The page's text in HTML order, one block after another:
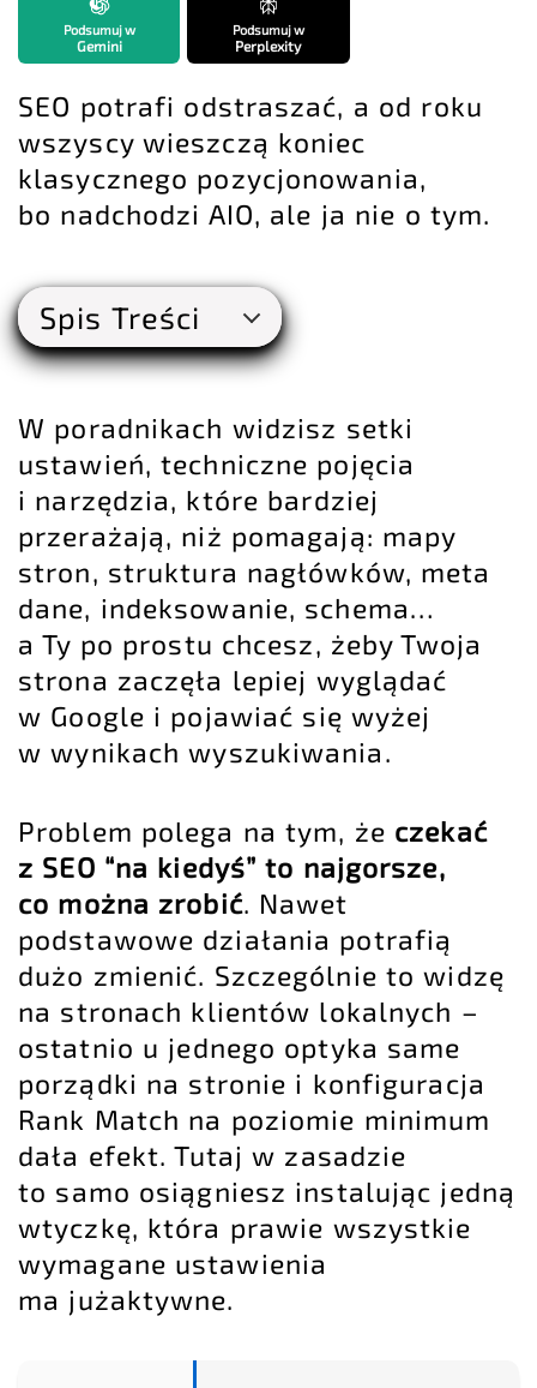
Podsumuj w
Gemini
Podsumuj w
Perplexity
SEO potrafi odstraszać, a od roku
wszyscy wieszczą koniec
klasycznego pozycjonowania,
bo nadchodzi AIO, ale ja nie o tym.
Spis Treści
W poradnikach widzisz setki
ustawień, techniczne pojęcia
i narzędzia, które bardziej
przerażają, niż pomagają: mapy
stron, struktura nagłówków, meta
dane, indeksowanie, schema…
a Ty po prostu chcesz, żeby Twoja
strona zaczęła lepiej wyglądać
w Google i pojawiać się wyżej
w wynikach wyszukiwania.
Problem polega na tym, że czekać
z SEO “na kiedyś” to najgorsze,
co można zrobić. Nawet
podstawowe działania potrafią
dużo zmienić. Szczególnie to widzę
na stronach klientów lokalnych –
ostatnio u jednego optyka same
porządki na stronie i konfiguracja
Rank Match na poziomie minimum
dała efekt. Tutaj w zasadzie
to samo osiągniesz instalując jedną
wtyczkę, która prawie wszystkie
wymagane ustawienia
ma jużaktywne.